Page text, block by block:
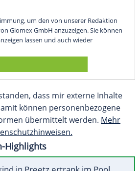
um den von unserer Redaktion
Glomex GmbH anzuzeigen. Sie können
lassen und auch wieder
dass mir externe Inhalte
können personenbezogene
übermittelt werden. Mehr
Highlights